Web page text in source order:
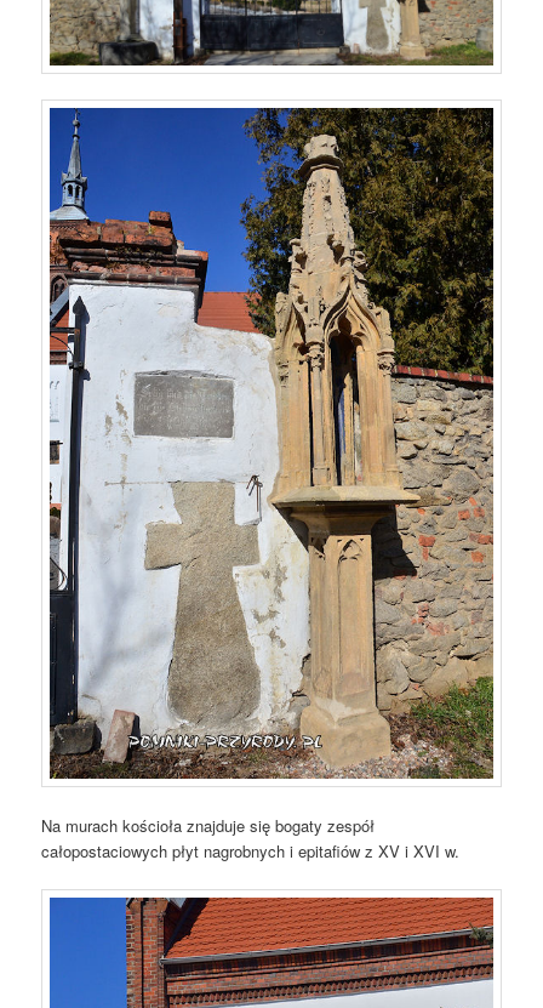
Na murach kościoła znajduje się bogaty zespół
całopostaciowych płyt nagrobnych i epitafiów z XV i XVI w.